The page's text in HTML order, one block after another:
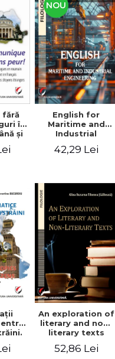
și
în
fără
în
şi
en
NOU
English for
Maritime and
Industrial
42,29 Lei
An exploration of
literary and non-
literary texts
52,86 Lei